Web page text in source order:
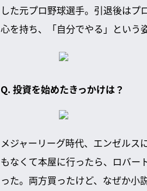
した元プロ野球選手。引退後はプ
心を持ち、「自分でやる」という
Q. 投資を始めたきっかけは？
メジャーリーグ時代、エンゼルス
もなくて本屋に行ったら、ロバー
った。両方買ったけど、なぜか小